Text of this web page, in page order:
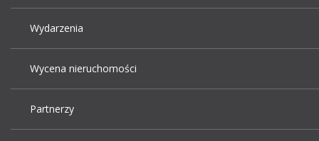
Wydarzenia
Wycena nieruchomości
Partnerzy